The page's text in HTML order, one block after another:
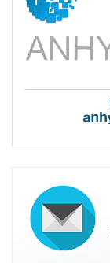
Les sols ont
« J’ai prescrit
nature des
animateur du